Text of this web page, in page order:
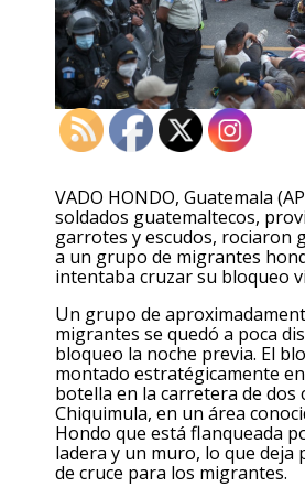
VADO HONDO, Guatemala
soldados guatemaltecos,
garrotes y escudos, rociaron
a un grupo de migrantes
intentaba cruzar su bloqueo
Un grupo de
migrantes se quedó a poca
bloqueo la noche previa. El
montado estratégicamente
botella en la carretera de dos
Chiquimula, en un área
Hondo que está flanqueada
ladera y un muro, lo que deja
de cruce para los migrantes.